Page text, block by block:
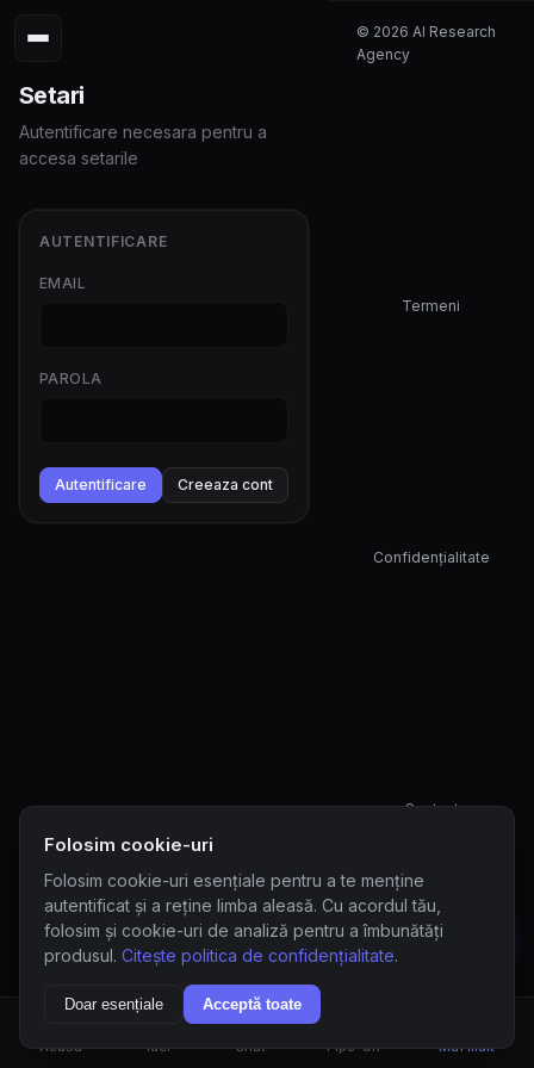
Setari
Autentificare necesara pentru a
accesa setarile
AUTENTIFICARE
EMAIL
PAROLA
Autentificare Creeaza cont
© 2026 AI Research
Agency
Termeni
Confidențialitate
Contact
Acasa Idei Chat Pipe-uri Mai mult
Folosim cookie-uri
Folosim cookie-uri esențiale pentru a te menține
autentificat și a reține limba aleasă. Cu acordul tău,
folosim și cookie-uri de analiză pentru a îmbunătăți
produsul. Citește politica de confidențialitate.
Doar esențiale Acceptă toate